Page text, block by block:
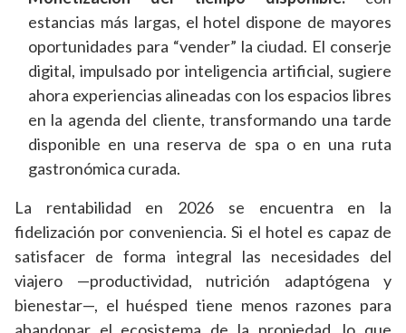
estancias más largas, el hotel dispone de mayores
oportunidades para “vender” la ciudad. El conserje
digital, impulsado por inteligencia artificial, sugiere
ahora experiencias alineadas con los espacios libres
en la agenda del cliente, transformando una tarde
disponible en una reserva de spa o en una ruta
gastronómica curada.
La rentabilidad en 2026 se encuentra en la
fidelización por conveniencia. Si el hotel es capaz de
satisfacer de forma integral las necesidades del
viajero —productividad, nutrición adaptógena y
bienestar—, el huésped tiene menos razones para